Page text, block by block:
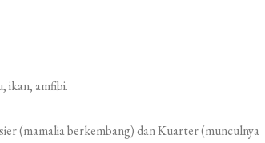
ikan, amfibi.
(mamalia berkembang) dan Kuarter (munculnya